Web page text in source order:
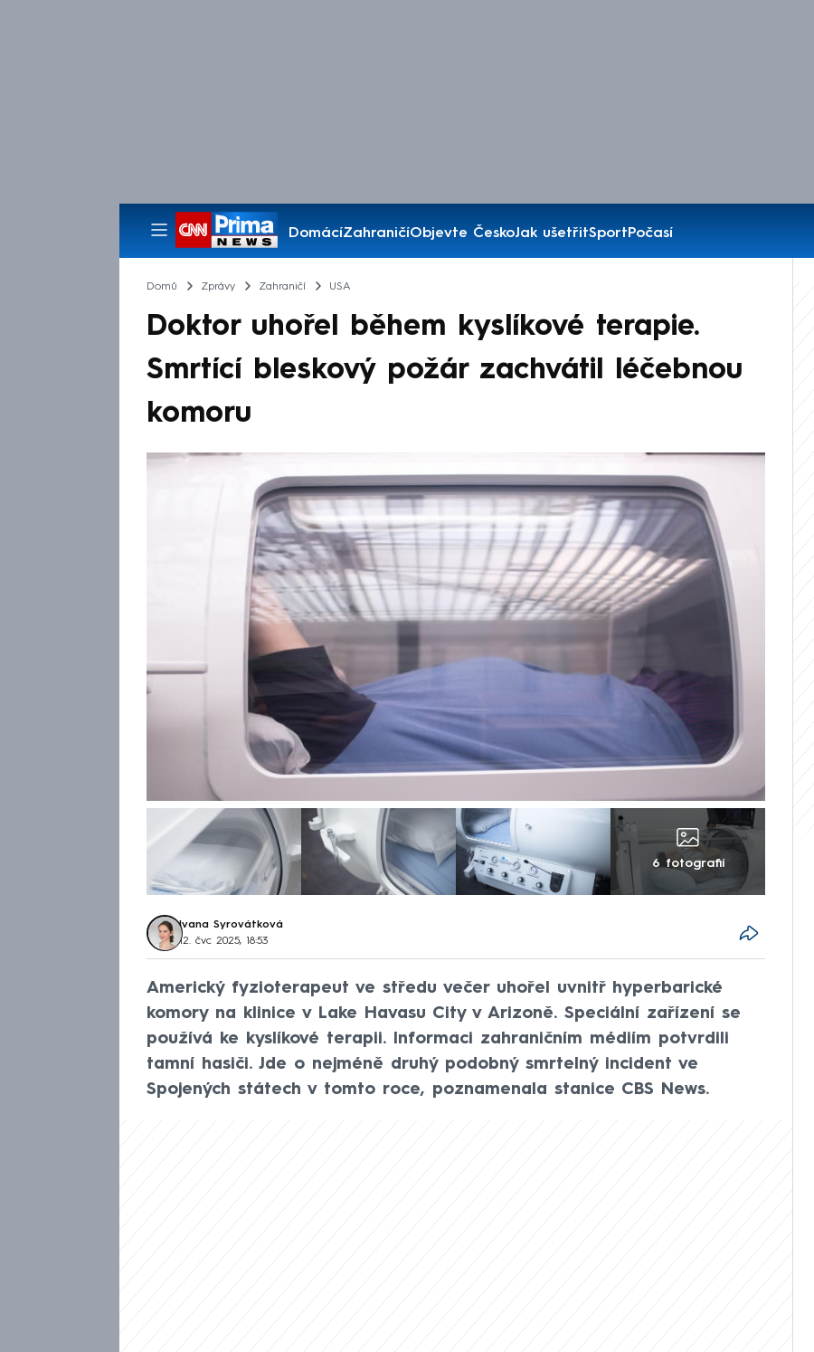
DomácíZahraničíObjevte ČeskoJak ušetřitSportPočasí
Pořady
Domů Zprávy Zahraničí USA
Doktor uhořel během kyslíkové terapie.
Smrtící bleskový požár zachvátil léčebnou
komoru
6 fotografií
Ivana Syrovátková
12. čvc 2025, 18:53
Americký fyzioterapeut ve středu večer uhořel uvnitř hyperbarické
komory na klinice v Lake Havasu City v Arizoně. Speciální zařízení se
používá ke kyslíkové terapii. Informaci zahraničním médiím potvrdili
tamní hasiči. Jde o nejméně druhý podobný smrtelný incident ve
Spojených státech v tomto roce, poznamenala stanice CBS News.